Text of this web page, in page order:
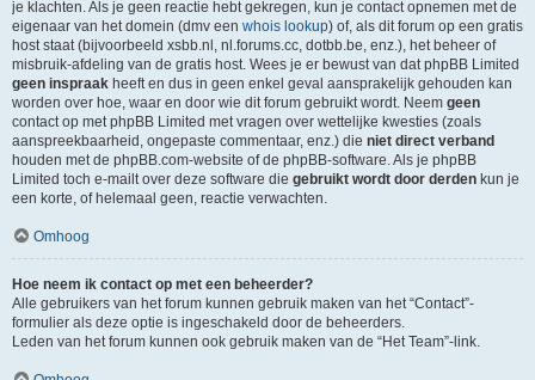
je klachten. Als je geen reactie hebt gekregen, kun je contact opnemen met de
eigenaar van het domein (dmv een whois lookup) of, als dit forum op een gratis
host staat (bijvoorbeeld xsbb.nl, nl.forums.cc, dotbb.be, enz.), het beheer of
misbruik-afdeling van de gratis host. Wees je er bewust van dat phpBB Limited
geen inspraak heeft en dus in geen enkel geval aansprakelijk gehouden kan
worden over hoe, waar en door wie dit forum gebruikt wordt. Neem geen
contact op met phpBB Limited met vragen over wettelijke kwesties (zoals
aanspreekbaarheid, ongepaste commentaar, enz.) die niet direct verband
houden met de phpBB.com-website of de phpBB-software. Als je phpBB
Limited toch e-mailt over deze software die gebruikt wordt door derden kun je
een korte, of helemaal geen, reactie verwachten.
Omhoog
Hoe neem ik contact op met een beheerder?
Alle gebruikers van het forum kunnen gebruik maken van het “Contact”-
formulier als deze optie is ingeschakeld door de beheerders.
Leden van het forum kunnen ook gebruik maken van de “Het Team”-link.